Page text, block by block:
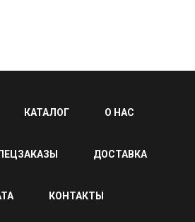
КАТАЛОГ О НАС
ДОСТАВКА
КОНТАКТЫ